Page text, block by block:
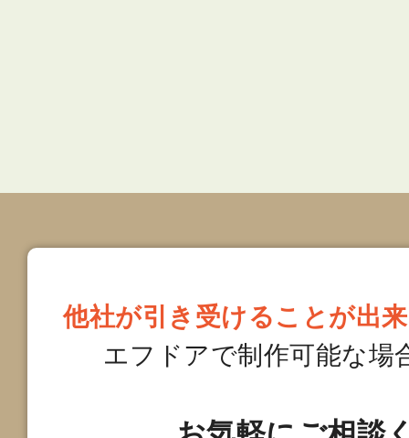
他社が引き受けることが出
エフドアで制作可能な場